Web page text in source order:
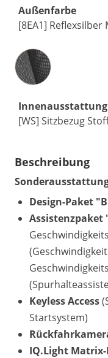
Außenfarbe
[8EA1] Reflexsilber
Innenausstattung
Innenausstattung
[WS] Sitzbezug
Beschreibung
Design-Paket
Assistenzpaket
Keyless Access
Startsystem)
IQ.Light Matrix-